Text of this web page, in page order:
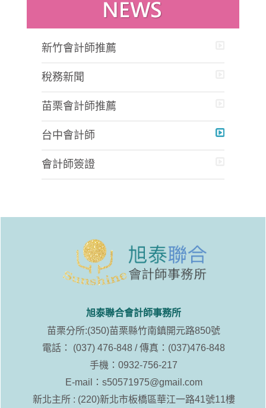
新竹會計師推薦
稅務新聞
苗栗會計師推薦
台中會計師
會計師簽證
旭泰聯合會計師事務所
苗栗分所:(350)苗栗縣竹南鎮開元路850號
電話： (037) 476-848 / 傳真：(037)476-848
手機：0932-756-217
E-mail： s50571975@gmail.com
新北主所 : (220)新北市板橋區華江一路41號11樓